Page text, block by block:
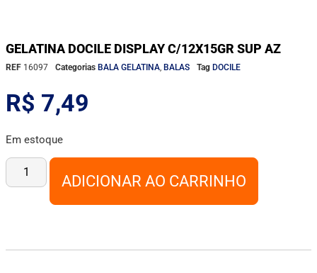
GELATINA DOCILE DISPLAY C/12X15GR SUP AZ
REF 16097 Categorias BALA GELATINA BALAS Tag DOCILE
R$ 7,49
Em estoque
ADICIONAR AO CARRINHO